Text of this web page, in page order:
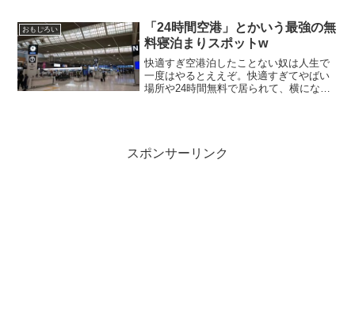
おもしろい
「24時間空港」とかいう最強の無
料寝泊まりスポットw
快適すぎ空港泊したことない奴は人生で
一度はやるとええぞ。快適すぎてやばい
場所や24時間無料で居られて、横になっ
スポンサーリンク